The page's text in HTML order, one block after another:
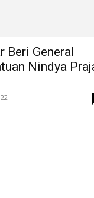
Beri General
Nindya